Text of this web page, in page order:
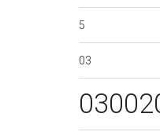
5
03